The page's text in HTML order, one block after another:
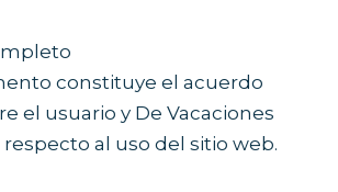
constituye el acuerdo
el usuario y De Vacaciones
respecto al uso del sitio web.